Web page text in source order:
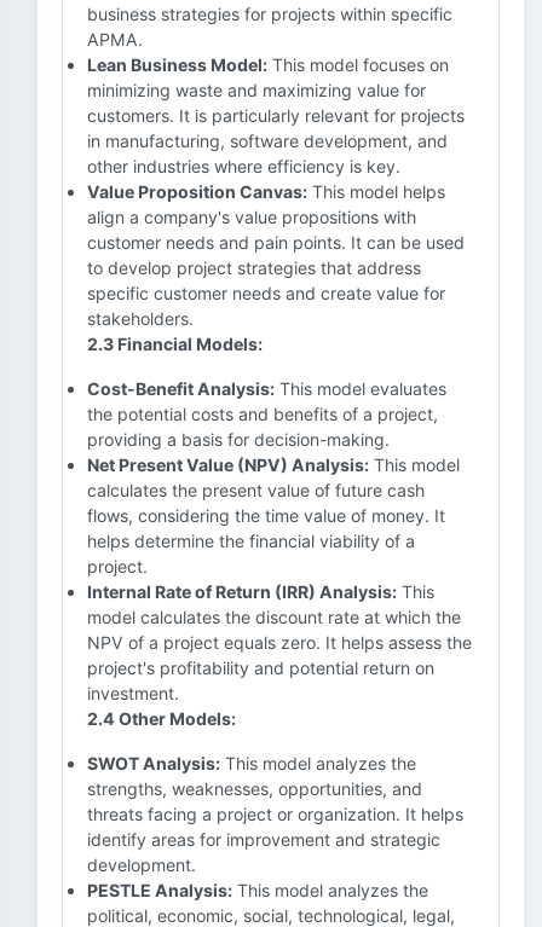
business strategies for projects within specific
APMA.
Lean Business Model: This model focuses on
minimizing waste and maximizing value for
customers. It is particularly relevant for projects
in manufacturing, software development, and
other industries where efficiency is key.
Value Proposition Canvas: This model helps
align a company's value propositions with
customer needs and pain points. It can be used
to develop project strategies that address
specific customer needs and create value for
stakeholders.
2.3 Financial Models:
Cost-Benefit Analysis: This model evaluates
the potential costs and benefits of a project,
providing a basis for decision-making.
Net Present Value (NPV) Analysis: This model
calculates the present value of future cash
flows, considering the time value of money. It
helps determine the financial viability of a
project.
Internal Rate of Return (IRR) Analysis: This
model calculates the discount rate at which the
NPV of a project equals zero. It helps assess the
project's profitability and potential return on
investment.
2.4 Other Models:
SWOT Analysis: This model analyzes the
strengths, weaknesses, opportunities, and
threats facing a project or organization. It helps
identify areas for improvement and strategic
development.
PESTLE Analysis: This model analyzes the
political, economic, social, technological, legal,